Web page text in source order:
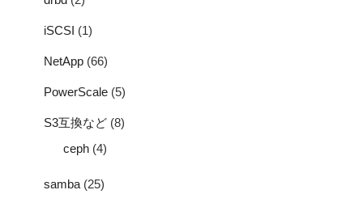
iSCSI (1)
NetApp (66)
PowerScale (5)
S3互換など (8)
ceph (4)
samba (25)